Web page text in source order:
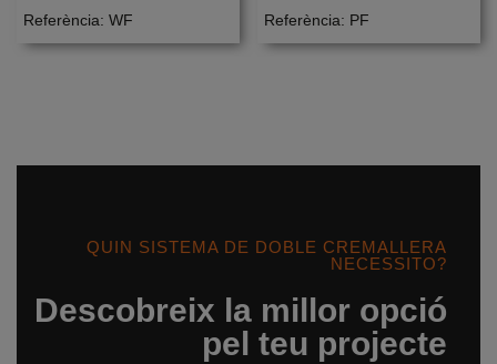
Referència: WF Referència: PF
QUIN SISTEMA DE DOBLE CREMALLERA
NECESSITO?
Descobreix la millor opció
pel teu projecte